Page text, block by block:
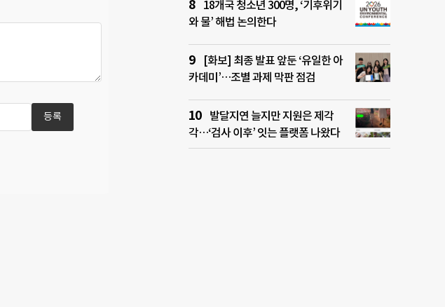
18개국 청소년 300명, ‘기후위기
와 물’ 해법 논의한다
[화보] 최종 발표 앞둔 ‘유일한 아
카데미’…조별 과제 막판 점검
발달지연 늘지만 지원은 제각
각…‘검사 이후’ 잇는 플랫폼 나왔다